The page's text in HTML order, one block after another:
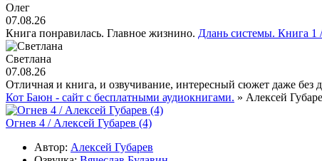
Олег
07.08.26
Книга понравилась. Главное жизнино. Длань системы. Книга 1
Светлана
07.08.26
Отличная и книга, и озвучивание, интересный сюжет даже без
Кот Баюн - сайт с бесплатными аудиокнигами. » Алексей
Огнев 4 / Алексей Губарев (4)
Автор: Алексей Губарев